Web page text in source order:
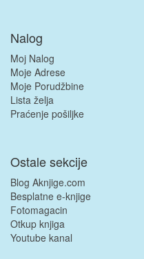
Nalog
Moj Nalog
Moje Adrese
Moje Porudžbine
Lista želja
Praćenje pošiljke
Ostale sekcije
Blog Aknjige.com
Besplatne e-knjige
Fotomagacin
Otkup knjiga
Youtube kanal